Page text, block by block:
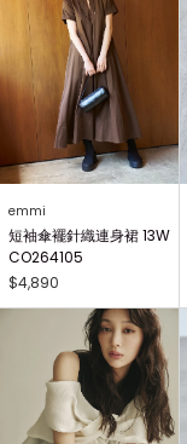
emmi
短袖傘襬針織連身裙 13W
CO264105
$4,890